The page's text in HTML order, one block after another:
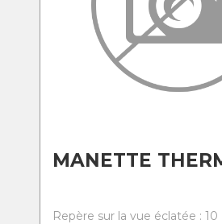
MANETTE
Repère sur la vue éclatée : 10